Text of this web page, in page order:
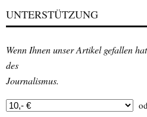
UNTERSTÜTZUNG
Wenn Ihnen unser Artikel gefallen
des
Journalismus.